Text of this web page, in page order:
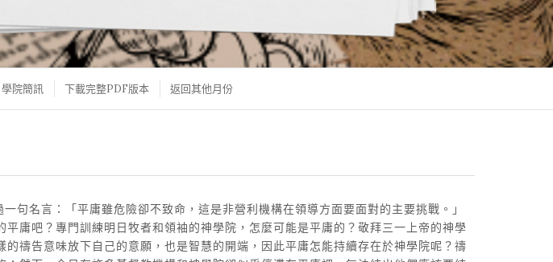
學院簡訊 下載完整PDF版本 返回其他月份
名言：「平庸雖危險卻不致命，這是非營利機構在領導方面要面對的主要挑戰。」
庸吧？專門訓練明日牧者和領袖的神學院，怎麼可能是平庸的？敬拜三一上帝的神學
禱告意味放下自己的意願，也是智慧的開端，因此平庸怎能持續存在於神學院呢？禱